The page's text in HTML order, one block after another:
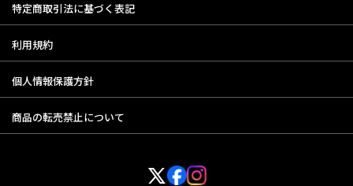
特定商取引法に基づく表記
利用規約
個人情報保護方針
商品の転売禁止について